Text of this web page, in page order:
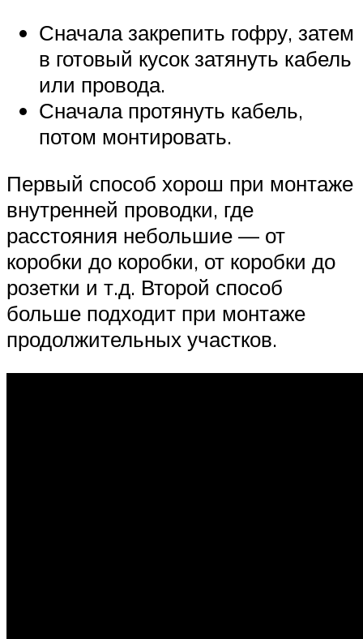
Сначала закрепить гофру, затем
в готовый кусок затянуть кабель
или провода.
Сначала протянуть кабель,
потом монтировать.
Первый способ хорош при монтаже
внутренней проводки, где
расстояния небольшие — от
коробки до коробки, от коробки до
розетки и т.д. Второй способ
больше подходит при монтаже
продолжительных участков.